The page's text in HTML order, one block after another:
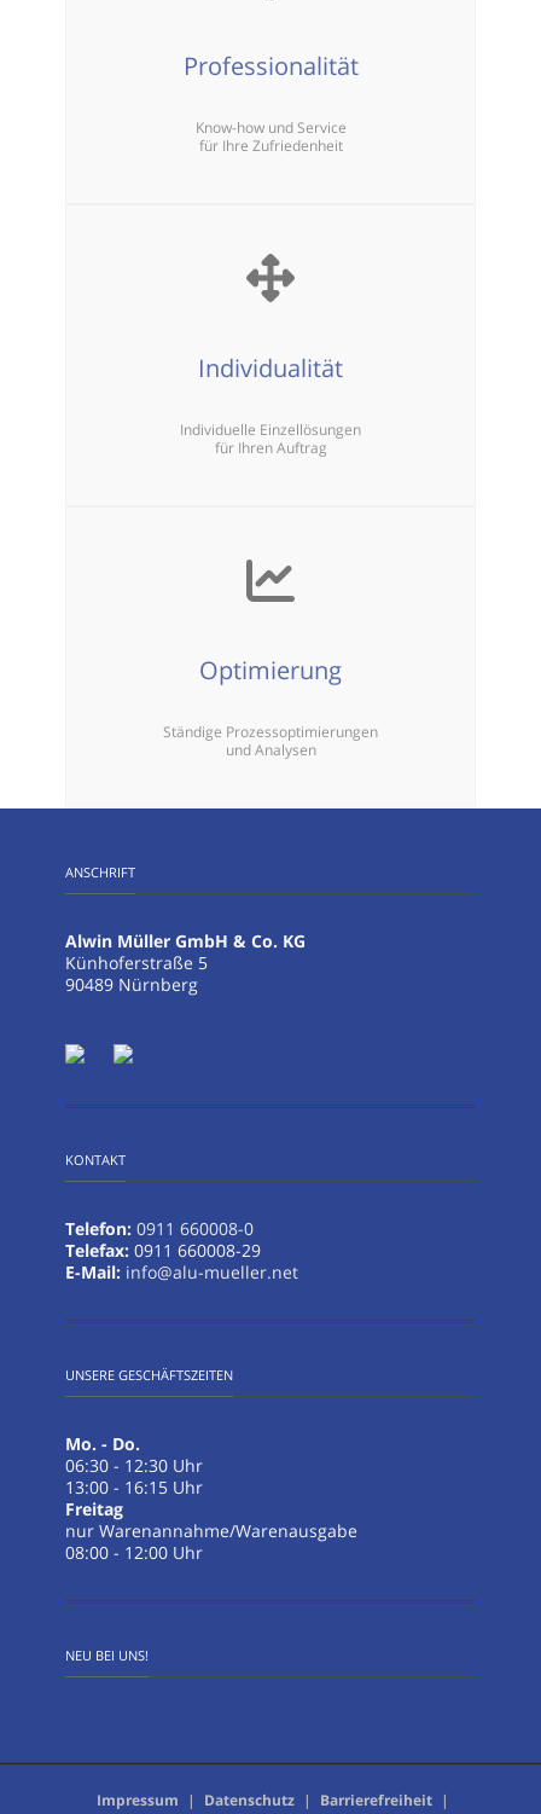
Professionalität
Know-how und Service
für Ihre Zufriedenheit
Individualität
Individuelle Einzellösungen
für Ihren Auftrag
Optimierung
Ständige Prozessoptimierungen
und Analysen
ANSCHRIFT
Alwin Müller GmbH & Co. KG
Künhoferstraße 5
90489 Nürnberg
KONTAKT
Telefon: 0911 660008-0
Telefax: 0911 660008-29
E-Mail: info@alu-mueller.net
UNSERE GESCHÄFTSZEITEN
Mo. - Do.
06:30 - 12:30 Uhr
13:00 - 16:15 Uhr
Freitag
nur Warenannahme/Warenausgabe
08:00 - 12:00 Uhr
NEU BEI UNS!
Impressum | Datenschutz | Barrierefreiheit |